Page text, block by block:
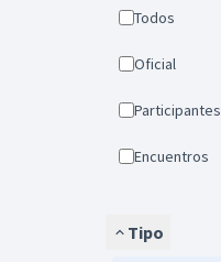
Todos
Oficial
Participantes
Encuentros
Tipo